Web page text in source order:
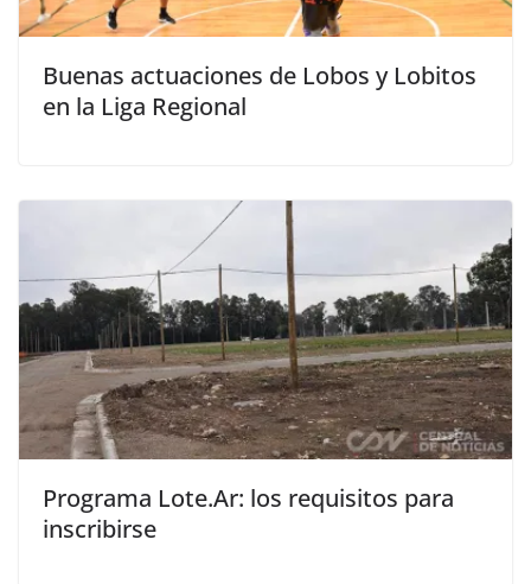
Buenas actuaciones de Lobos y Lobitos
en la Liga Regional
Programa Lote.Ar: los requisitos para
inscribirse